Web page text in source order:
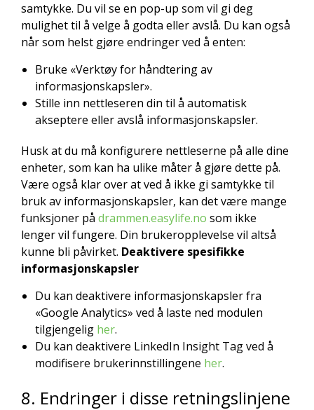
samtykke. Du vil se en pop-up som vil gi deg
mulighet til å velge å godta eller avslå. Du kan også
når som helst gjøre endringer ved å enten:
Bruke «Verktøy for håndtering av
informasjonskapsler».
Stille inn nettleseren din til å automatisk
akseptere eller avslå informasjonskapsler.
Husk at du må konfigurere nettleserne på alle dine
enheter, som kan ha ulike måter å gjøre dette på.
Være også klar over at ved å ikke gi samtykke til
bruk av informasjonskapsler, kan det være mange
funksjoner på drammen.easylife.no som ikke
lenger vil fungere. Din brukeropplevelse vil altså
kunne bli påvirket. Deaktivere spesifikke
informasjonskapsler
Du kan deaktivere informasjonskapsler fra
«Google Analytics» ved å laste ned modulen
tilgjengelig her.
Du kan deaktivere LinkedIn Insight Tag ved å
modifisere brukerinnstillingene her.
8. Endringer i disse retningslinjene